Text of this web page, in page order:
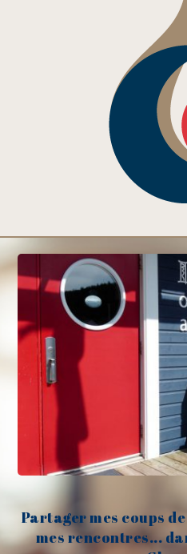
Partager mes coups
mes rencontres...